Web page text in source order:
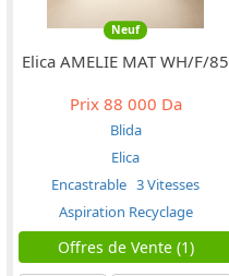
Neuf
Elica AMELIE MAT WH/F/85
Prix88 000 Da
Blida
Elica
Encastrable 3 Vitesses
Aspiration Recyclage
Offres de Vente (1)